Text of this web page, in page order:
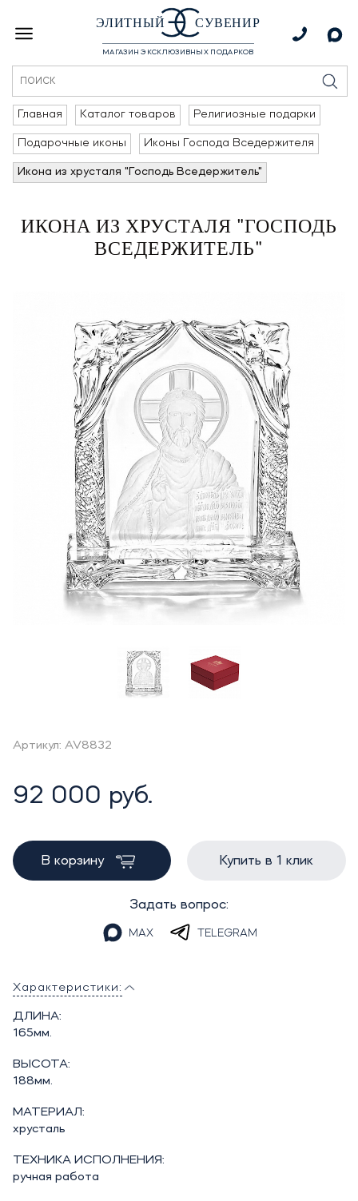
ЭЛИТНЫЙ СУВЕНИР
МАГАЗИН ЭКСКЛЮЗИВНЫХ ПОДАРКОВ
Главная Каталог товаров Религиозные подарки
Подарочные иконы Иконы Господа Вседержителя
Икона из хрусталя "Господь Вседержитель"
ИКОНА ИЗ ХРУСТАЛЯ "ГОСПОДЬ
ВСЕДЕРЖИТЕЛЬ"
Артикул: AV8832
92 000 руб.
В корзину Купить в 1 клик
Задать вопрос:
MAX TELEGRAM
Характеристики:
ДЛИНА:
165мм.
ВЫСОТА:
188мм.
МАТЕРИАЛ:
хрусталь
ТЕХНИКА ИСПОЛНЕНИЯ:
ручная работа